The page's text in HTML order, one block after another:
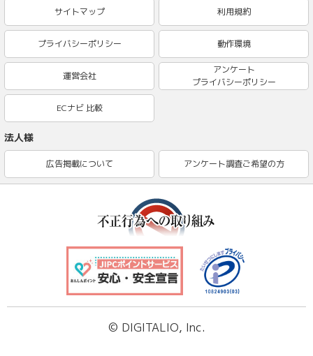
サイトマップ 利用規約
プライバシーポリシー 動作環境
運営会社
アンケート
プライバシーポリシー
ECナビ 比較
法人様
広告掲載について アンケート調査ご希望の方
© DIGITALIO, Inc.